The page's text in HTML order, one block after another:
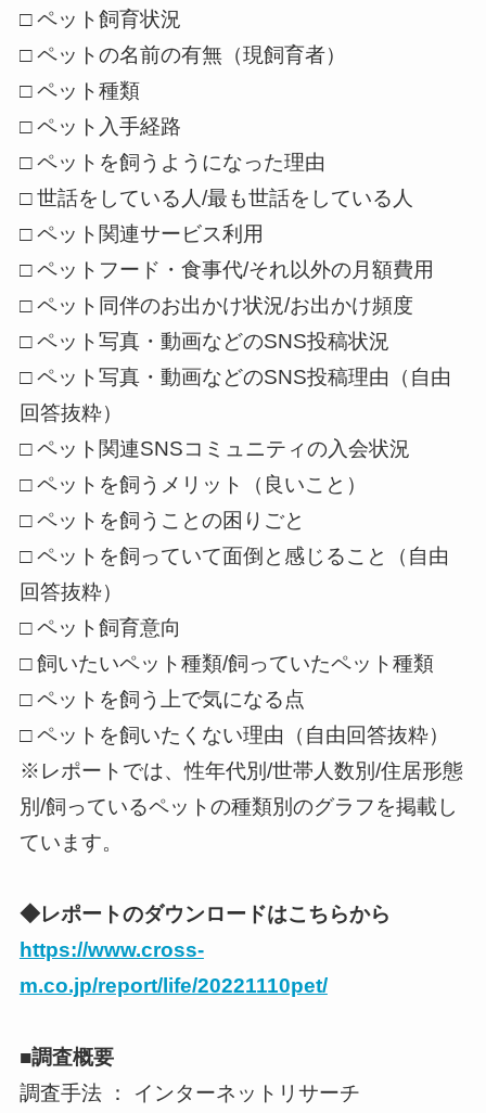
□ ペット飼育状況
□ ペットの名前の有無（現飼育者）
□ ペット種類
□ ペット入手経路
□ ペットを飼うようになった理由
□ 世話をしている人/最も世話をしている人
□ ペット関連サービス利用
□ ペットフード・食事代/それ以外の月額費用
□ ペット同伴のお出かけ状況/お出かけ頻度
□ ペット写真・動画などのSNS投稿状況
□ ペット写真・動画などのSNS投稿理由（自由
回答抜粋）
□ ペット関連SNSコミュニティの入会状況
□ ペットを飼うメリット（良いこと）
□ ペットを飼うことの困りごと
□ ペットを飼っていて面倒と感じること（自由
回答抜粋）
□ ペット飼育意向
□ 飼いたいペット種類/飼っていたペット種類
□ ペットを飼う上で気になる点
□ ペットを飼いたくない理由（自由回答抜粋）
※レポートでは、性年代別/世帯人数別/住居形態
別/飼っているペットの種類別のグラフを掲載し
ています。
◆レポートのダウンロードはこちらから
https://www.cross-
m.co.jp/report/life/20221110pet/
■調査概要
調査手法 ： インターネットリサーチ